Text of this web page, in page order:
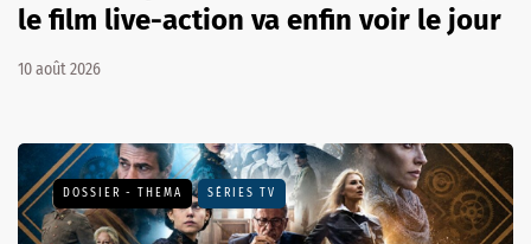
le film live-action va enfin voir le jour
10 août 2026
DOSSIER - THEMA SÉRIES TV